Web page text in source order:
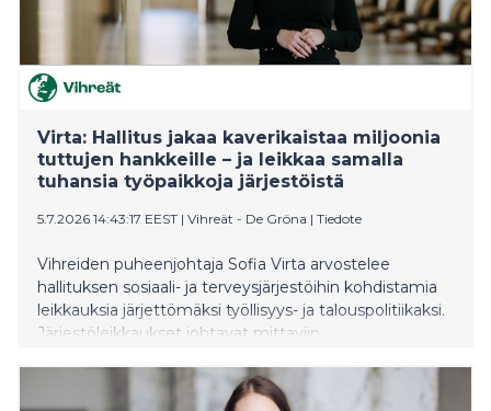
Virta: Hallitus jakaa kaverikaistaa miljoonia
tuttujen hankkeille – ja leikkaa samalla
tuhansia työpaikkoja järjestöistä
5.7.2026 14:43:17 EEST | Vihreät - De Gröna | Tiedote
Vihreiden puheenjohtaja Sofia Virta arvostelee
hallituksen sosiaali- ja terveysjärjestöihin kohdistamia
leikkauksia järjettömäksi työllisyys- ja talouspolitiikaksi.
Järjestöleikkaukset johtavat mittaviin
on historiallisen korkea työttömyys.